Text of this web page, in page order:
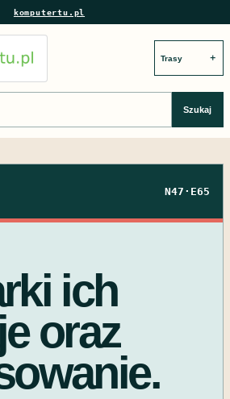
komputertu.pl
＋
Szukaj
N47·E65
ich
oraz